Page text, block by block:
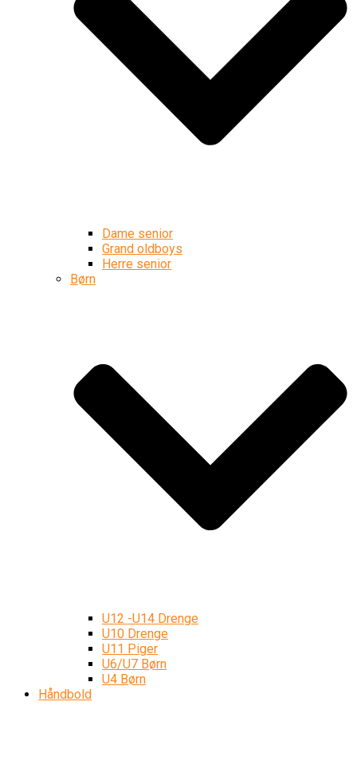
Dame senior
Grand oldboys
Herre senior
Børn
U12 -U14 Drenge
U10 Drenge
U11 Piger
U6/U7 Børn
U4 Børn
Håndbold